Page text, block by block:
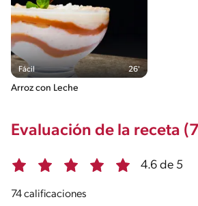
Fácil 26'
Arroz con Leche
Evaluación de la receta
4.6 de 5
74 calificaciones